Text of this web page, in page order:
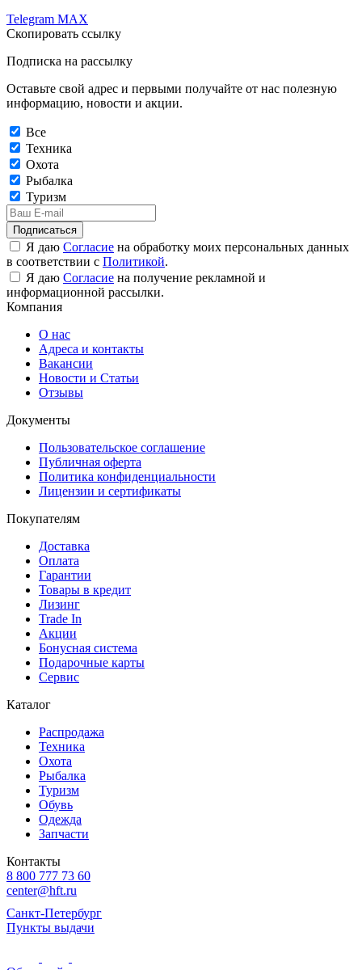
Telegram MAX
Скопировать ссылку
Подписка на рассылку
Оставьте свой адрес и первыми получайте от нас полезную
информацию, новости и акции.
Все
Техника
Охота
Рыбалка
Туризм
Подписаться
Я даю Согласие на обработку моих персональных данных
в соответствии с Политикой.
Я даю Согласие на получение рекламной и
информационной рассылки.
Компания
О нас
Адреса и контакты
Вакансии
Новости и Статьи
Отзывы
Документы
Пользовательское соглашение
Публичная оферта
Политика конфиденциальности
Лицензии и сертификаты
Покупателям
Доставка
Оплата
Гарантии
Товары в кредит
Лизинг
Trade In
Акции
Бонусная система
Подарочные карты
Сервис
Каталог
Распродажа
Техника
Охота
Рыбалка
Туризм
Обувь
Одежда
Запчасти
Контакты
8 800 777 73 60
center@hft.ru
Санкт-Петербург
Пункты выдачи